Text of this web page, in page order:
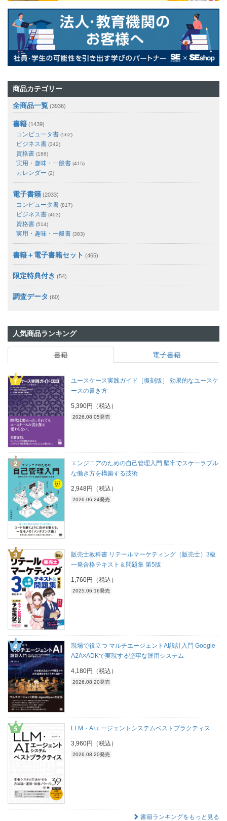
商品カテゴリー
全商品一覧 (3936)
書籍 (1439)
コンピュータ書 (562)
ビジネス書 (342)
資格書 (186)
実用・趣味・一般書 (415)
カレンダー (2)
電子書籍 (2033)
コンピュータ書 (817)
ビジネス書 (403)
資格書 (514)
実用・趣味・一般書 (383)
書籍＋電子書籍セット (465)
限定特典付き (54)
調査データ (60)
人気商品ランキング
書籍 電子書籍
ユースケース実践ガイド［復刻版］ 効果的なユースケ
ースの書き方
5,390円（税込）
2026.08.05発売
エンジニアのための自己管理入門 堅牢でスケーラブル
な働き方を構築する技術
2,948円（税込）
2026.06.24発売
販売士教科書 リテールマーケティング（販売士）3級
一発合格テキスト＆問題集 第5版
1,760円（税込）
2025.06.16発売
現場で役立つ マルチエージェントAI設計入門 Google
A2A×ADKで実現する堅牢な運用システム
4,180円（税込）
2026.08.20発売
LLM・AIエージェントシステムベストプラクティス
3,960円（税込）
2026.08.20発売
書籍ランキングをもっと見る